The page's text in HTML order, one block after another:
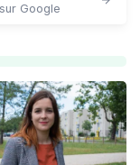
Google